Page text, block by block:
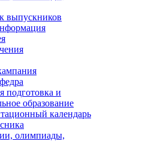
выпускников
подготовка и
образование
календарь
олимпиады,